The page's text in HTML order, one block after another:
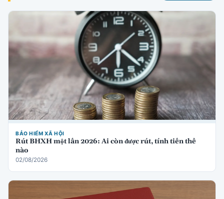
BẢO HIỂM XÃ HỘI
Rút BHXH một lần 2026: Ai còn được rút, tính tiền thế
nào
02/08/2026